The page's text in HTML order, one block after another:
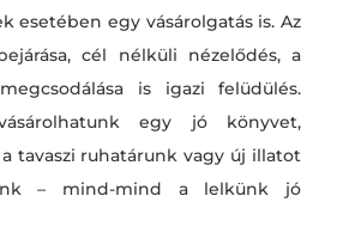
esetében egy vásárolgatás is. Az
cél nélküli nézelődés, a
is igazi felüdülés.
egy jó könyvet,
tavaszi ruhatárunk vagy új illatot
– mind-mind a lelkünk jó